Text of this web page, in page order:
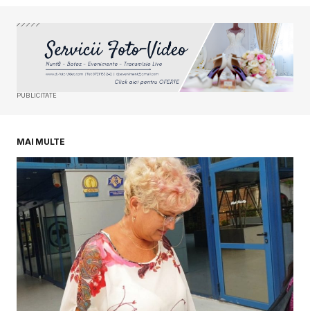
Your E-mail*
SUBMIT COMMENT
PUBLICITATE
MAI MULTE